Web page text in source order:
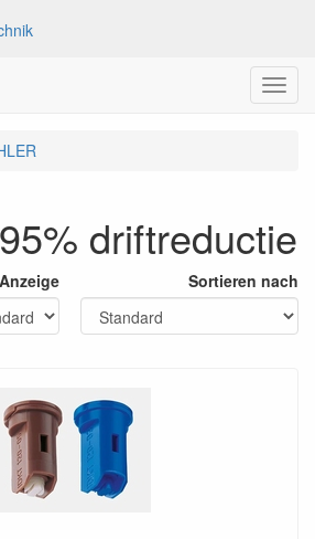
Menu
driftreductie
Anzeige Sortieren nach